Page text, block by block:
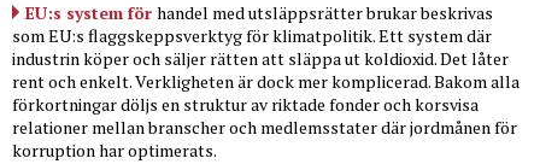
EU:s system för handel med utsläppsrätter brukar beskrivas
som EU:s flaggskeppsverktyg för klimatpolitik. Ett system där
industrin köper och säljer rätten att släppa ut koldioxid. Det låter
rent och enkelt. Verkligheten är dock mer komplicerad. Bakom alla
förkortningar döljs en struktur av riktade fonder och korsvisa
relationer mellan branscher och medlemsstater där jordmånen för
korruption har optimerats.